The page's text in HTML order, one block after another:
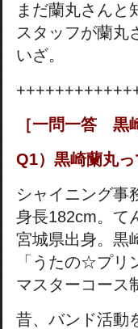
まだ蘭丸さんと
スタッフが蘭丸
いざ。
［一問一答 黒
Q1）黒崎蘭丸っ
シャイニング事
身長182cm。て
宮城県出身。黒
「うたの☆プリ
マスターコース
昔、バンド活動